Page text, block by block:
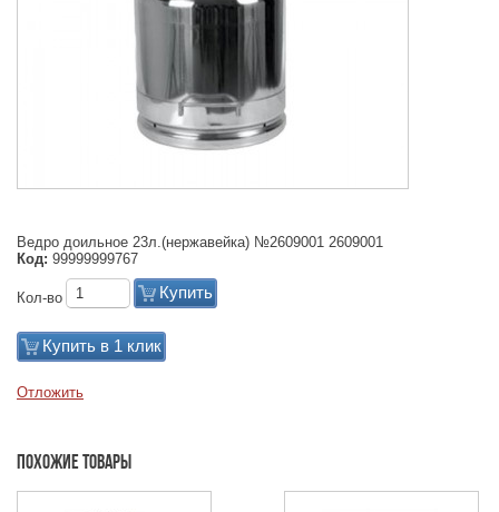
Ведро доильное 23л.(нержавейка) №2609001 2609001
Код: 99999999767
Кол-во Купить
Купить в 1 клик
Отложить
Похожие товары